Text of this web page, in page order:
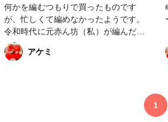
何かを編むつもりで買ったものです
が、忙しくて編めなかったようです。
令和時代に元赤ん坊（私）が編んだ靴
下です。#時短 #簡単 #あめるモン#リ
サイクル #再利用 #実家にあった手芸アケミ
1